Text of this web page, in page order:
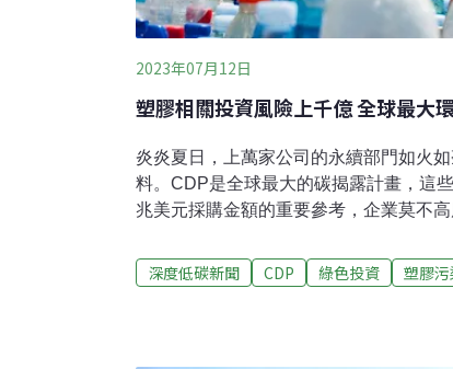
2023年07月12日
塑膠相關投資風險上千億 全球最大
炎炎夏日，上萬家公司的永續部門如火
料。CDP是全球最大的碳揭露計畫，這
兆美元採購金額的重要參考，企業莫不
回收情況，資料預計9月對外公開。7000
對碳排管控加嚴，二氧化碳排放過多可
深度低碳新聞 CDP 綠色投資 塑膠污